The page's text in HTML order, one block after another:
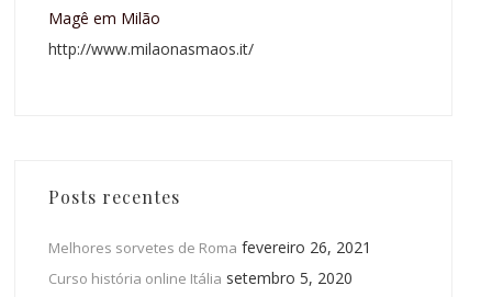
Magê em Milão
http://www.milaonasmaos.it/
Posts recentes
Melhores sorvetes de Roma fevereiro 26, 2021
Curso história online Itália setembro 5, 2020